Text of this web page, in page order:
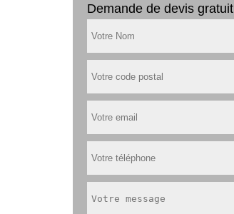
Demande de devis gratuit